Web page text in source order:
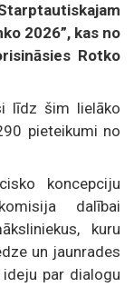
2026”, kas no
Rotko
līdz šim lielāko
pieteikumi no
koncepciju
dalībai
kuru
un jaunrades
par dialogu